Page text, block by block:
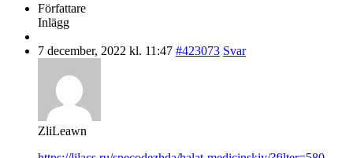
Författare
Inlägg
7 december, 2022 kl. 11:47 #423073 Svar
ZliLeawn